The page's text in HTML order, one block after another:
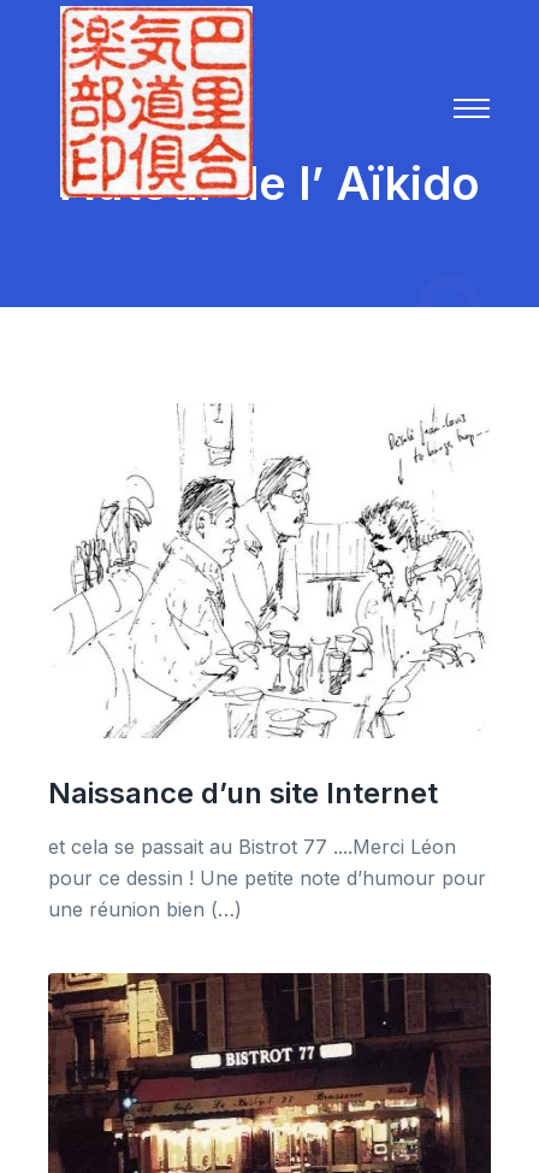
Autour de l’ Aïkido
Naissance d’un site Internet
et cela se passait au Bistrot 77 ....Merci Léon
pour ce dessin ! Une petite note d’humour pour
une réunion bien (…)